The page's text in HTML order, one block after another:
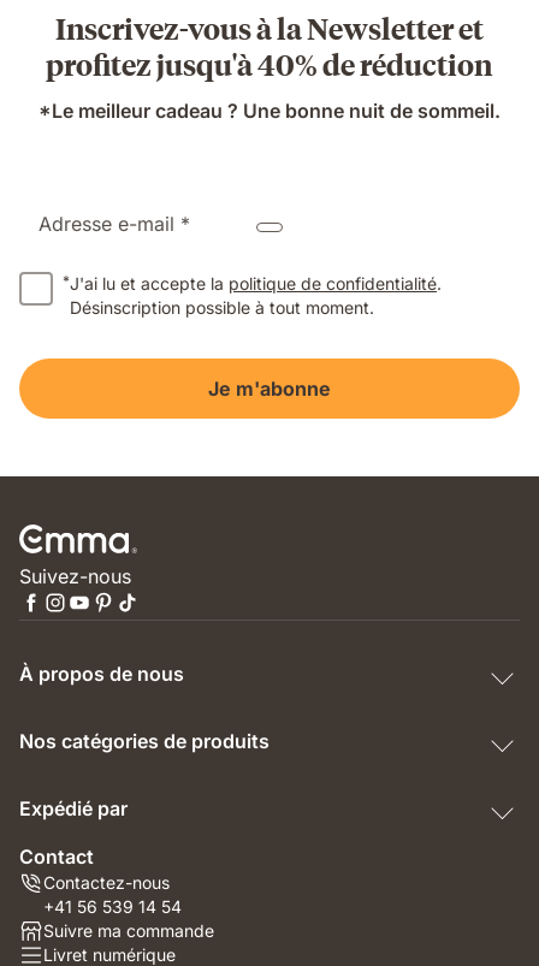
Inscrivez-vous à la Newsletter et
profitez jusqu'à 40% de réduction
*Le meilleur cadeau ? Une bonne nuit de sommeil.
Adresse e-mail *
*J'ai lu et accepte la politique de confidentialité.
Désinscription possible à tout moment.
Je m'abonne
Suivez-nous
À propos de nous
Nos catégories de produits
Expédié par
Contact
Contactez-nous
+41 56 539 14 54
Suivre ma commande
Livret numérique